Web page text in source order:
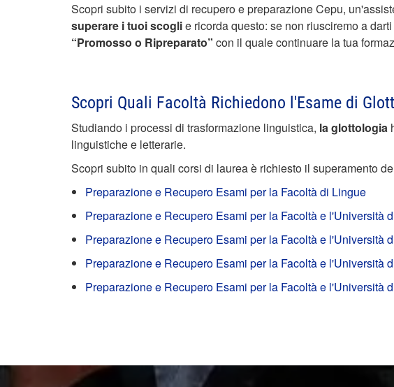
Scopri subito i servizi di recupero e preparazione Cepu,
superare i tuoi scoglie ricorda questo: se non riusciremo a
“Promosso o Ripreparato” con il quale continuare la tua
Scopri Quali Facoltà Richiedono l'Esame di
Studiando i processi di trasformazione linguistica, la glottologia
linguistiche e letterarie.
Scopri subito in quali corsi di laurea è richiesto il superamento
Preparazione e Recupero Esami per la Facoltà di Lingue
Preparazione e Recupero Esami per la Facoltà e l'Università
Preparazione e Recupero Esami per la Facoltà e l'Università
Preparazione e Recupero Esami per la Facoltà e l'Università
Preparazione e Recupero Esami per la Facoltà e l'Università